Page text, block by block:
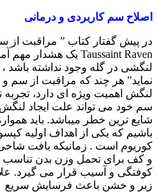
اصلاح سم کاربردی و درمانی
در پیش گفتار کتاب ” مراقبت از
Taussaint Raven یک هشدار مهم
لنگشی در گله وجود نداشته باشد ،
نماید” هر چند که مراقبت از سم
لنگش اهمیت ویژه ای دارد،
سم خود می تواند علت ایجاد
شایع ترین خطر میباشد. باید
باشیم که یکی از اهداف اولیه
کوریوم است . زمانیکه بافت
و کف برای تحمل وزن بدن تناسب
کوفتگی و آسیب قرار می گیرد.
زبر و خشن باعث فرسایش سریع